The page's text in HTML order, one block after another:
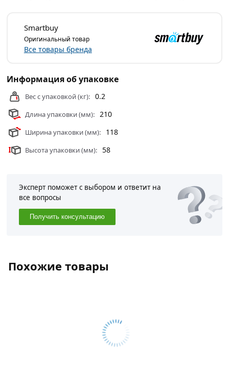
Smartbuy
Оригинальный товар
Все товары бренда
Информация об упаковке
Вес с упаковкой (кг): 0.2
Длина упаковки (мм): 210
Ширина упаковки (мм): 118
Высота упаковки (мм): 58
Эксперт поможет с выбором и ответит на
все вопросы
Получить консультацию
Похожие товары